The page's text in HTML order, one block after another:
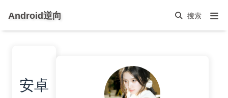
Android逆向
安卓